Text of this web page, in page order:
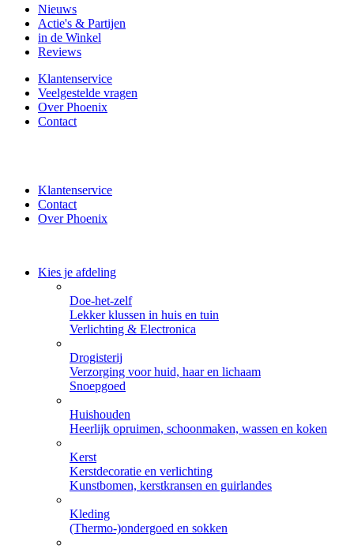
Nieuws
Actie's & Partijen
in de Winkel
Reviews
Klantenservice
Veelgestelde vragen
Over Phoenix
Contact
Klantenservice
Contact
Over Phoenix
Kies je afdeling
Doe-het-zelf
Lekker klussen in huis en tuin
Verlichting & Electronica
Drogisterij
Verzorging voor huid, haar en lichaam
Snoepgoed
Huishouden
Heerlijk opruimen, schoonmaken, wassen en koken
Kerst
Kerstdecoratie en verlichting
Kunstbomen, kerstkransen en guirlandes
Kleding
(Thermo-)ondergoed en sokken